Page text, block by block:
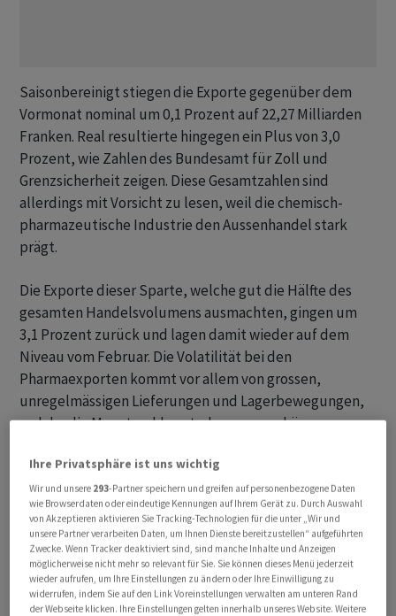
Saisonbereinigt stiegen die Exporte gegenüber dem
Vormonat nominal um 0,1 Prozent auf 22,27 Milliarden
Franken. Real resultierte hingegen ein Plus von 3,0
Prozent, wie Zahlen des Bundesamt für Zoll und
Grenzsicherheit zeigen. Diese Gesamtzahlen sind
allerdings mit Vorsicht zu lesen, weil die chemisch-
pharmazeutische Industrie den Aussenhandel stark
prägt.
Die Exporte dieser Sparte, welche gut die Hälfte des
gesamten Handelsvolumens ausmachten, gingen um
3,1 Prozent zurück und lagen damit wieder auf dem
Niveau vom Februar. Die Volatilität bei den
Pharmaexporten kommt vor allem von grossen,
unregelmässigen Lieferungen und Lagerbewegungen,
welche die Monatszahlen stark verzerren können.
Das relativiert die schwache Gesamtdynamik: Abseits
der volatilen Pharmaeffekte gibt es durchaus robuste
Nachfrage, etwa bei Maschinen, Elektronik und
Apparaten, deren Exporte um 5,5 Prozent stiegen. Die
Industriegüter hatten in den vergangenen Monaten
stark mit nachlassender Nachfrage aus dem Ausland zu
kämpfen.
Ihre Privatsphäre ist uns wichtig
Wir und unsere 293-Partner speichern und greifen auf personenbezogene Daten
wie Browserdaten oder eindeutige Kennungen auf Ihrem Gerät zu. Durch Auswahl
von Akzeptieren aktivieren Sie Tracking-Technologien für die unter „Wir und
unsere Partner verarbeiten Daten, um Ihnen Dienste bereitzustellen“ aufgeführten
Zwecke. Wenn Tracker deaktiviert sind, sind manche Inhalte und Anzeigen
möglicherweise nicht mehr so relevant für Sie. Sie können dieses Menü jederzeit
wieder aufrufen, um Ihre Einstellungen zu ändern oder Ihre Einwilligung zu
widerrufen, indem Sie auf den Link Voreinstellungen verwalten am unteren Rand
der Webseite klicken. Ihre Einstellungen gelten innerhalb unseres Website. Weitere